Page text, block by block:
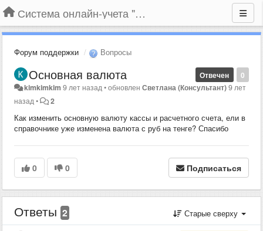
Система онлайн-учета "Большая Птица"
Форум поддержки Вопросы
0
Отвечен
Основная валюта
kimkimkim 9 лет назад •обновленСветлана (Консультант)9 лет
назад • 2
Как изменить основную валюту кассы и расчетного счета, ели в
справочнике уже изменена валюта с руб на тенге? Спасибо
0 0 Подписаться
Ответы 2 Старые сверху